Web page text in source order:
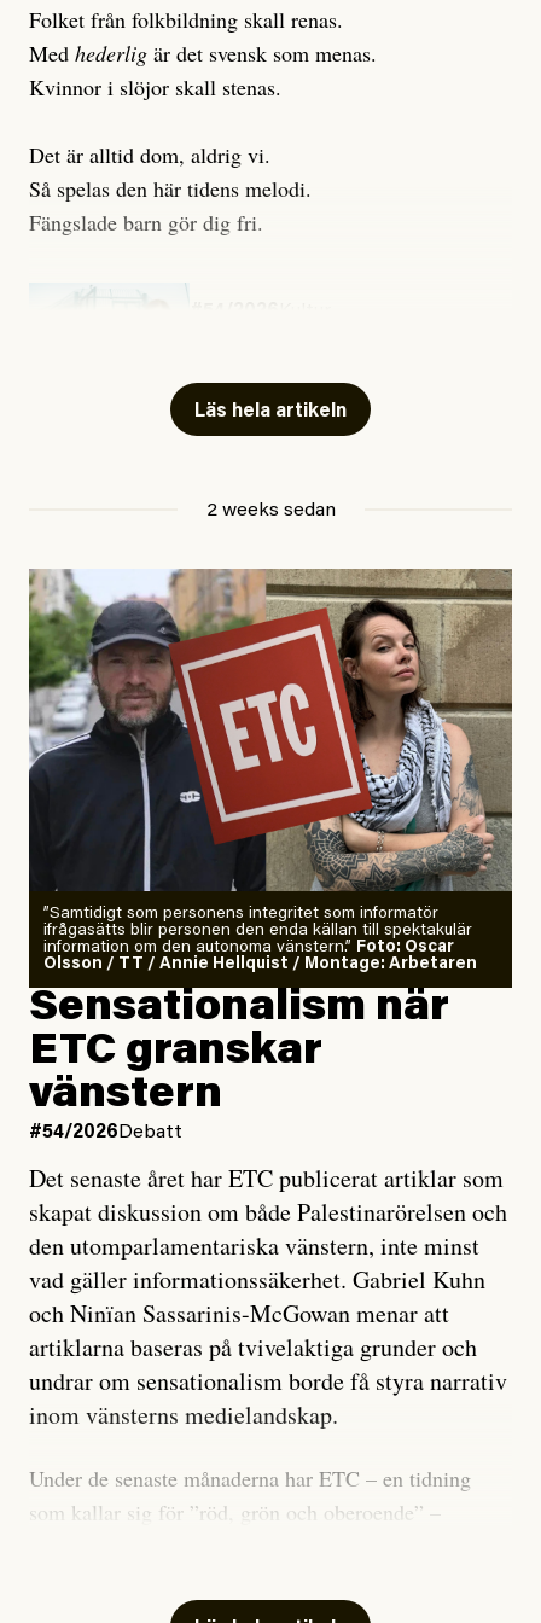
Folket från folkbildning skall renas.
Med hederlig är det svensk som menas.
Kvinnor i slöjor skall stenas.
Det är alltid dom, aldrig vi.
Så spelas den här tidens melodi.
Fängslade barn gör dig fri.
Läs hela artikeln
2 weeks sedan
”Samtidigt som personens integritet som informatör
ifrågasätts blir personen den enda källan till spektakulär
information om den autonoma vänstern.” Foto: Oscar
Olsson / TT / Annie Hellquist / Montage: Arbetaren
Sensationalism när
ETC granskar
vänstern
#54/2026 Debatt
Det senaste året har ETC publicerat artiklar som
skapat diskussion om både Palestinarörelsen och
den utomparlamentariska vänstern, inte minst
vad gäller informationssäkerhet. Gabriel Kuhn
och Ninïan Sassarinis-McGowan menar att
artiklarna baseras på tvivelaktiga grunder och
undrar om sensationalism borde få styra narrativ
inom vänsterns medielandskap.
Under de senaste månaderna har ETC – en tidning
som kallar sig för ”röd, grön och oberoende” –
skriver för? Vad betyder det att vara en ”röd, grön och